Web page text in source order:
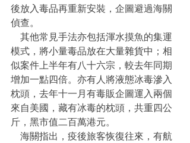
後放入毒品再重新安裝，企圖避過海關
偵查。
模式，將小量毒品放在大量雜貨中；相
似案件上半年有八十六宗，較去年同期
增加一點四倍。亦有人將液態冰毒滲入
枕頭，去年十一月有毒販企圖運入兩個
來自美國，藏有冰毒的枕頭，共重四公
斤，黑市值二百萬港元。